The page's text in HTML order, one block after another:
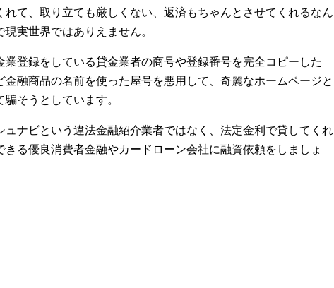
れて、取り立ても厳しくない、返済もちゃんとさせてくれるなん
実世界ではありえません。
業登録をしている貸金業者の商号や登録番号を完全コピーした
金融商品の名前を使った屋号を悪用して、奇麗なホームページと
そうとしています。
ュナビという違法金融紹介業者ではなく、法定金利で貸してくれ
きる優良消費者金融やカードローン会社に融資依頼をしましょ